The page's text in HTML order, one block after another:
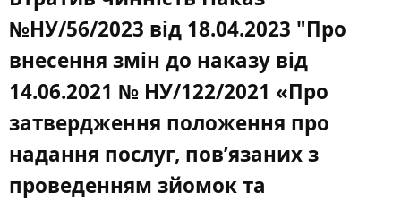
№НУ/56/2023 від 18.04.2023 "Про
внесення змін до наказу від
14.06.2021 № НУ/122/2021 «Про
затвердження положення про
надання послуг, пов’язаних з
проведенням зйомок та